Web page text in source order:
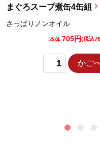
まぐろスープ煮缶4缶組
さっぱりノンオイル
本体 705円(税込
かご